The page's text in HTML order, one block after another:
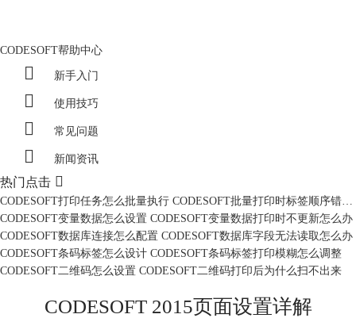
CODESOFT帮助中心
 新手入门
 使用技巧
 常见问题
 新闻资讯
热门点击 
CODESOFT打印任务怎么批量执行 CODESOFT批量打印时标签顺序错乱怎么办
CODESOFT变量数据怎么设置 CODESOFT变量数据打印时不更新怎么办
CODESOFT数据库连接怎么配置 CODESOFT数据库字段无法读取怎么办
CODESOFT条码标签怎么设计 CODESOFT条码标签打印模糊怎么调整
CODESOFT二维码怎么设置 CODESOFT二维码打印后为什么扫不出来
CODESOFT 2015页面设置详解